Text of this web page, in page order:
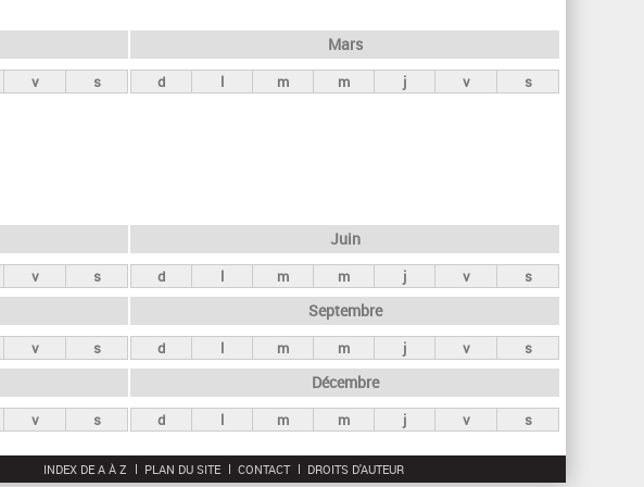
r
c
v s
Mars
d l m m j v s
v s
Juin
d l m m j v s
v s
Septembre
d l m m j v s
v s
Décembre
d l m m j v s
INDEX DE A À Z PLAN DU SITE CONTACT DROITS D'AUTEUR